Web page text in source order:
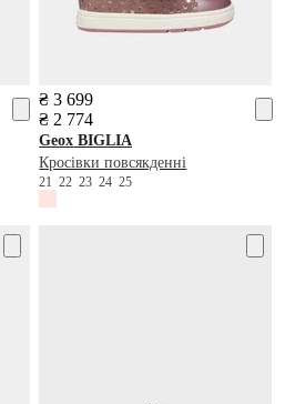
₴ 3 699
₴ 2 774
Geox BIGLIA
Кросівки повсякденні
2122232425